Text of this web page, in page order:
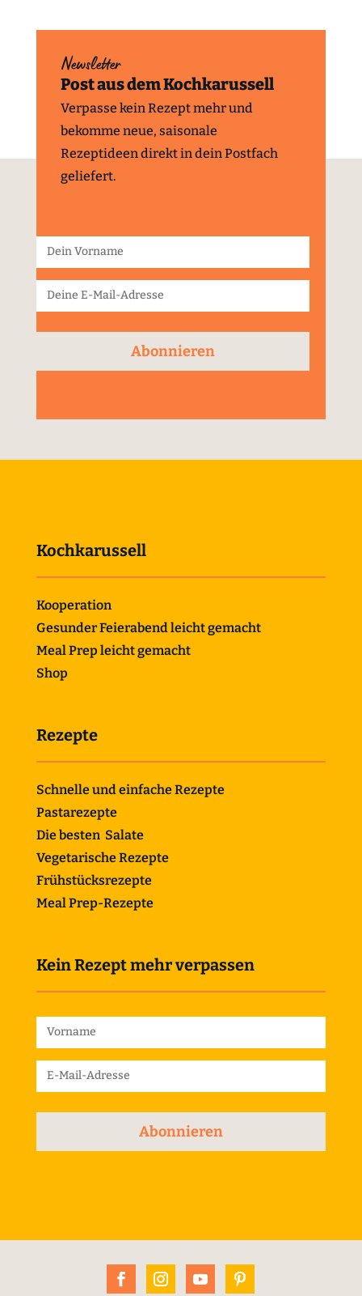
Newsletter
Post aus dem Kochkarussell
Verpasse kein Rezept mehr und
bekomme neue, saisonale
Rezeptideen direkt in dein Postfach
geliefert.
Abonnieren
Kochkarussell
Kooperation
Gesunder Feierabend leicht gemacht
Meal Prep leicht gemacht
Shop
Rezepte
Schnelle und einfache Rezepte
Pastarezepte
Die besten Salate
Vegetarische Rezepte
Frühstücksrezepte
Meal Prep-Rezepte
Kein Rezept mehr verpassen
Abonnieren